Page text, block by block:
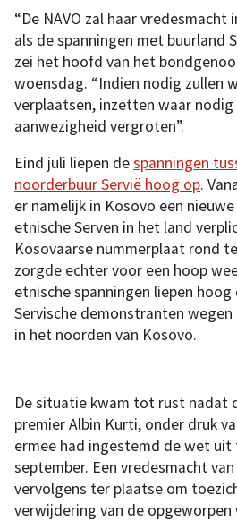
“De NAVO zal haar
als de spanningen met buurland
zei het hoofd van het
woensdag. “Indien nodig zullen
verplaatsen, inzetten waar nodig
aanwezigheid vergroten”.
Eind juli liepen despanningen
noorderbuur Servië hoog op.
er namelijk in Kosovo een
etnische Serven in het land
Kosovaarse nummerplaat rond
zorgde echter voor een hoop
etnische spanningen liepen
Servische demonstranten
in het noorden van Kosovo.
De situatie kwam tot rust nadat
premier Albin Kurti, onder druk
ermee had ingestemd de wet
september. Een vredesmacht
vervolgens ter plaatse om
verwijdering van de opgeworpen